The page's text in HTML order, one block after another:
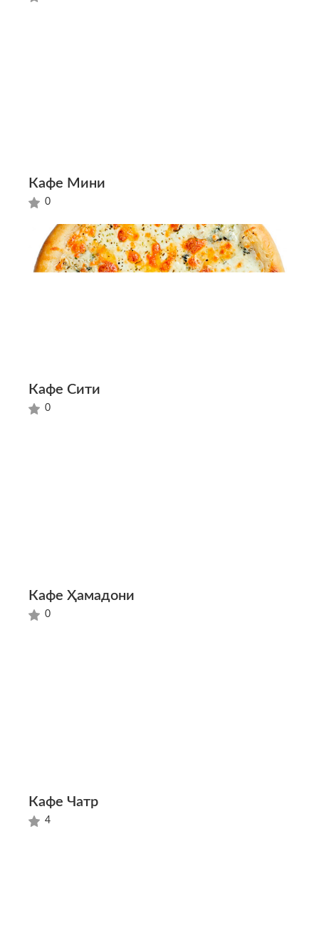
Кафе Мини
0
Кафе Сити
0
Кафе Ҳамадони
0
Кафе Чатр
4